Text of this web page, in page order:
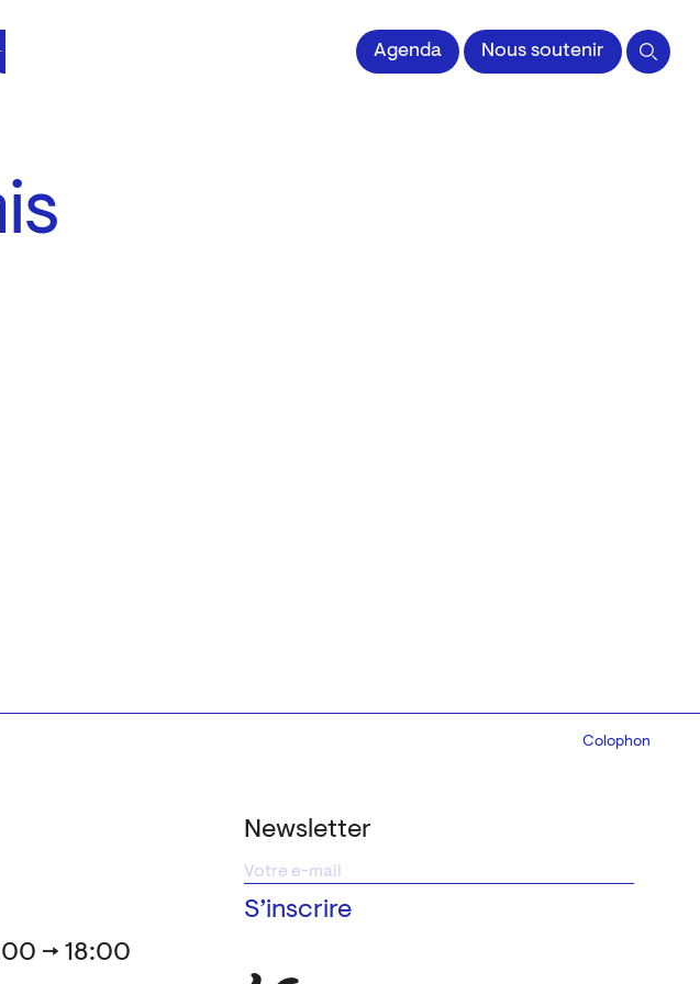
la Gravure et de l'Image impriméeAgenda Nous soutenir
Newsletter
→ 18:00
Colophon
Design:Marcel